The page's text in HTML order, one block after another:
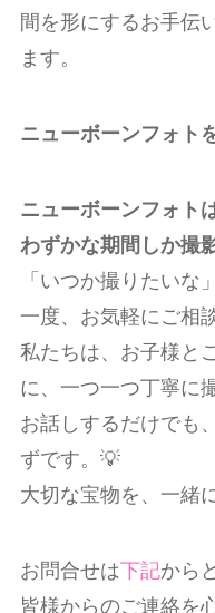
間を形にするお手伝
ます。
ニューボーンフォト
ニューボーンフォト
わずかな期間しか撮
「いつか撮りたいな
一度、お気軽にご相
私たちは、お子様と
に、一つ一つ丁寧に
お話しするだけでも
ずです。💡
大切な宝物を、一緒
お問合せは下記から
皆様からのご連絡を